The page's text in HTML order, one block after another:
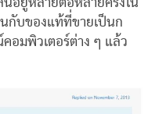
กับของแท้ที่ขายเป็นก
อมพิวเตอร์ต่าง ๆ แล้ว